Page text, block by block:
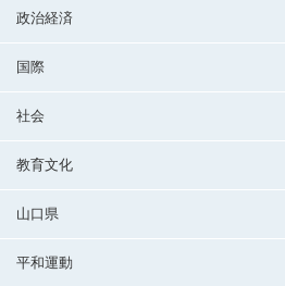
政治経済
国際
社会
教育文化
山口県
平和運動